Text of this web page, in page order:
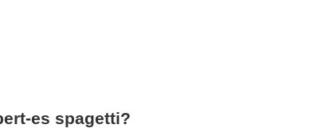
es spagetti?